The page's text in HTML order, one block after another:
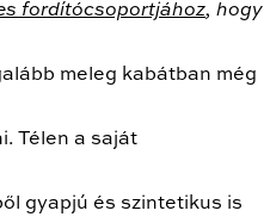
fordítócsoportjához, hogy
meleg kabátban még
Télen a saját
gyapjú és szintetikus is